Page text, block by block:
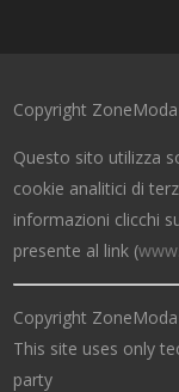
Copyright ZoneModa
Questo sito utilizza
cookie analitici di
informazioni clicchi
presente al link (
Copyright ZoneModa
This site uses only
party